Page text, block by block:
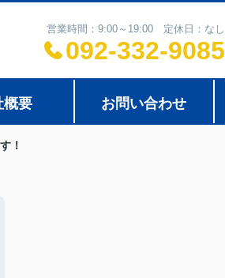
営業時間：9:00～19:00 定休日：なし
092-332-9085
概要 お問い合わせ
！